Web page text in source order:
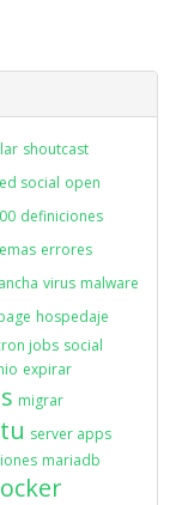
shoutcast
social open
definiciones
errores
virus malware
hospedaje
jobs social
expirar
migrar
server apps
mariadb